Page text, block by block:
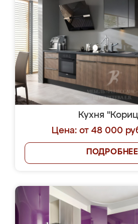
Кухня
Цена: от 48 000
ПОДРОБНЕЕ